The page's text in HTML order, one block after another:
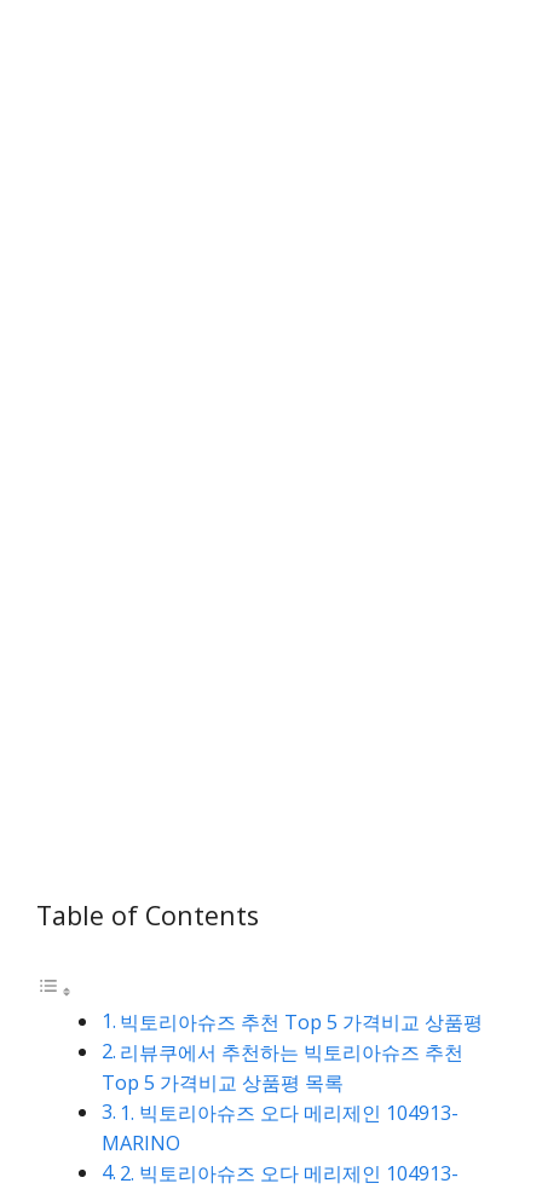
Table of Contents
빅토리아슈즈 추천 Top 5 가격비교 상품평
리뷰쿠에서 추천하는 빅토리아슈즈 추천
Top 5 가격비교 상품평 목록
1. 빅토리아슈즈 오다 메리제인 104913-
MARINO
2. 빅토리아슈즈 오다 메리제인 104913-